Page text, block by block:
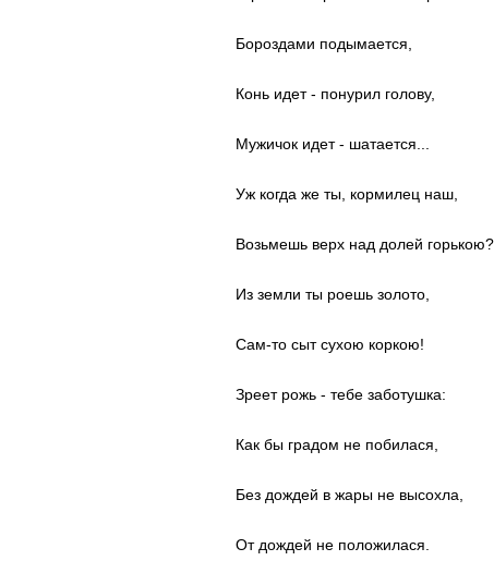
Бороздами подымается,
Конь идет - понурил голову,
Мужичок идет - шатается...
Уж когда же ты, кормилец наш,
Возьмешь верх над долей горькою?
Из земли ты роешь золото,
Сам-то сыт сухою коркою!
Зреет рожь - тебе заботушка:
Как бы градом не побилася,
Без дождей в жары не высохла,
От дождей не положилася.